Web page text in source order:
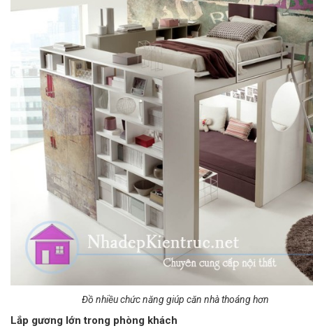
Đồ nhiều chức năng giúp căn nhà thoáng hơn
Lắp gương lớn trong phòng khách